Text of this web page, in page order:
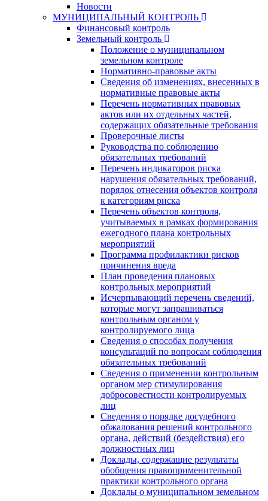
Новости
МУНИЦИПАЛЬНЫЙ КОНТРОЛЬ
Финансовый контроль
Земельный контроль
Положение о муниципальном
земельном контроле
Нормативно-правовые акты
Сведения об изменениях, внесенных в
нормативные правовые акты
Перечень нормативных правовых
актов или их отдельных частей,
содержащих обязательные требования
Проверочные листы
Руководства по соблюдению
обязательных требований
Перечень индикаторов риска
нарушения обязательных требований,
порядок отнесения объектов контроля
к категориям риска
Перечень объектов контроля,
учитываемых в рамках формирования
ежегодного плана контрольных
мероприятий
Программа профилактики рисков
причинения вреда
План проведения плановых
контрольных мероприятий
Исчерпывающий перечень сведений,
которые могут запрашиваться
контрольным органом у
контролируемого лица
Сведения о способах получения
консультаций по вопросам соблюдения
обязательных требований
Сведения о применении контрольным
органом мер стимулирования
добросовестности контролируемых
лиц
Сведения о порядке досудебного
обжалования решений контрольного
органа, действий (бездействия) его
должностных лиц
Доклады, содержащие результаты
обобщения правоприменительной
практики контрольного органа
Доклады о муниципальном земельном